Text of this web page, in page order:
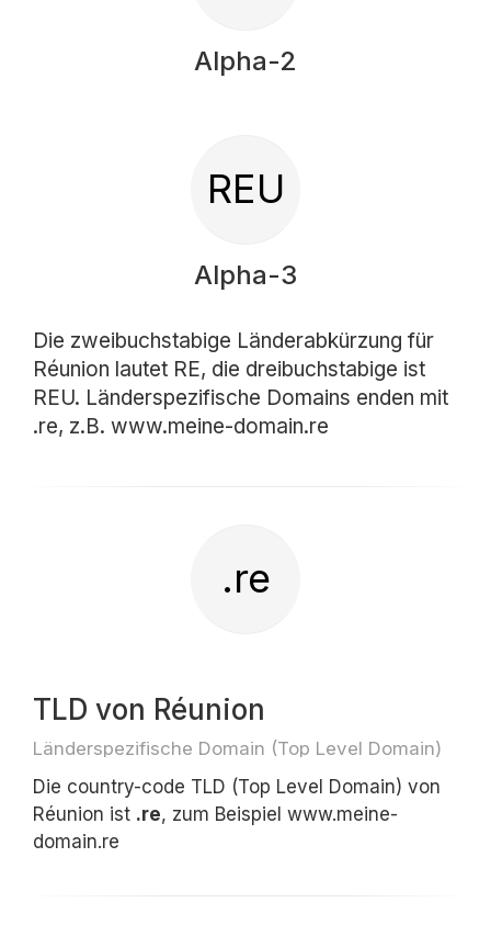
Alpha-2
REU
Alpha-3
Die zweibuchstabige Länderabkürzung für
Réunion lautet RE, die dreibuchstabige ist
REU. Länderspezifische Domains enden mit
.re, z.B. www.meine-domain.re
.re
TLD von Réunion
Länderspezifische Domain (Top Level Domain)
Die country-code TLD (Top Level Domain) von
Réunion ist .re, zum Beispiel www.meine-
domain.re